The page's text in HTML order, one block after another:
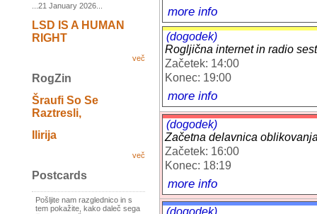
...21 January 2026...
LSD IS A HUMAN
RIGHT
več
RogZin
Šraufi So Se
Raztresli,
Ilirija
več
Postcards
Pošljite nam razglednico in s
tem pokažite, kako daleč sega
more info
(dogodek)
Rogljična internet in radio
Začetek: 14:00
Konec: 19:00
more info
(dogodek)
Začetna delavnica
Začetek: 16:00
Konec: 18:19
more info
(dogodek)